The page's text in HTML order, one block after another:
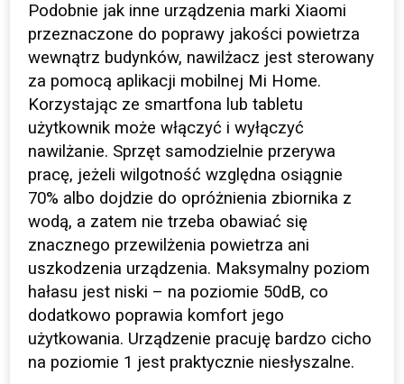
Podobnie jak inne urządzenia marki Xiaomi
przeznaczone do poprawy jakości powietrza
wewnątrz budynków, nawilżacz jest sterowany
za pomocą aplikacji mobilnej Mi Home.
Korzystając ze smartfona lub tabletu
użytkownik może włączyć i wyłączyć
nawilżanie. Sprzęt samodzielnie przerywa
pracę, jeżeli wilgotność względna osiągnie
70% albo dojdzie do opróżnienia zbiornika z
wodą, a zatem nie trzeba obawiać się
znacznego przewilżenia powietrza ani
uszkodzenia urządzenia. Maksymalny poziom
hałasu jest niski – na poziomie 50dB, co
dodatkowo poprawia komfort jego
użytkowania. Urządzenie pracuję bardzo cicho
na poziomie 1 jest praktycznie niesłyszalne.